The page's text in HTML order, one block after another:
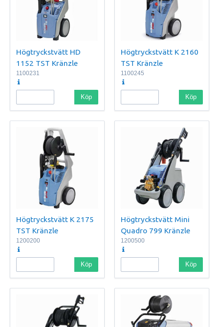
Högtryckstvätt HD
1152 TST Kränzle
1100231
Köp
Högtryckstvätt K 2160
TST Kränzle
1100245
Köp
Högtryckstvätt K 2175
TST Kränzle
1200200
Köp
Högtryckstvätt Mini
Quadro 799 Kränzle
1200500
Köp